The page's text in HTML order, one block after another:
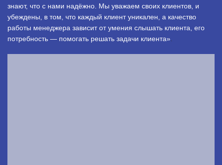
знают, что с нами надёжно. Мы уважаем своих клиентов, и
убеждены, в том, что каждый клиент уникален, а качество
работы менеджера зависит от умения слышать клиента, его
потребность — помогать решать задачи клиента»